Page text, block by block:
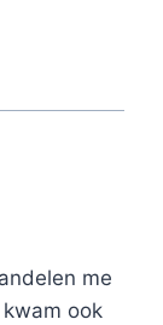
me
ook